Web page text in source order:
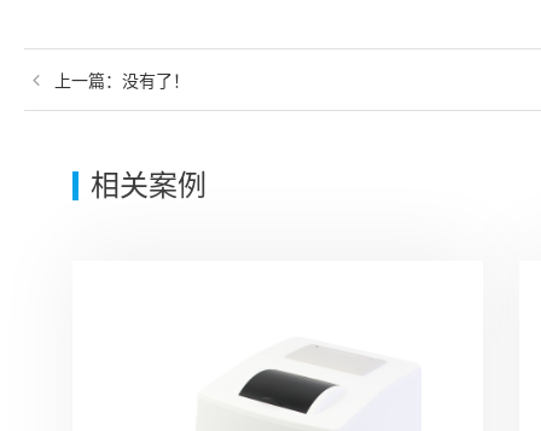
上一篇： 没有了！
相关案例